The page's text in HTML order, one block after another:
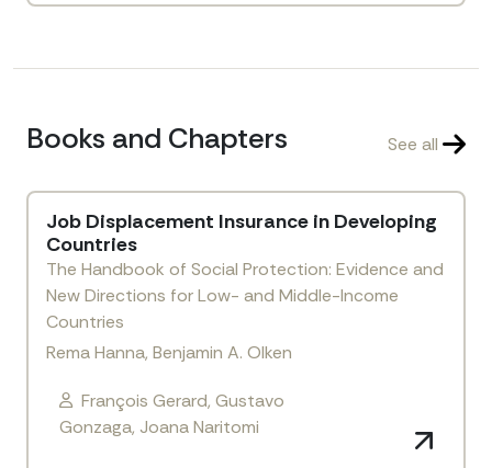
Books and Chapters See all
Job Displacement Insurance in Developing
Countries
The Handbook of Social Protection: Evidence and
New Directions for Low- and Middle-Income
Countries
Rema Hanna, Benjamin A. Olken
François Gerard, Gustavo
Gonzaga, Joana Naritomi